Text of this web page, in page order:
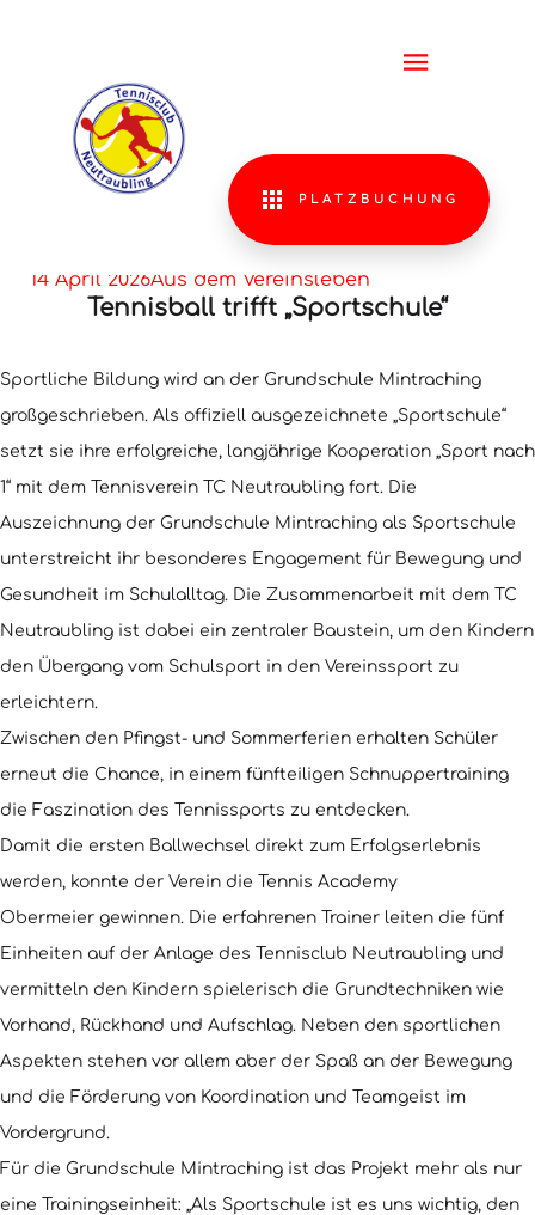
PLATZBUCHUNG
TRIFFT
14 April 2026Aus dem Vereinsleben
Tennisball trifft „Sportschule“
Sportliche Bildung wird an der Grundschule Mintraching
großgeschrieben. Als offiziell ausgezeichnete „Sportschule“
setzt sie ihre erfolgreiche, langjährige Kooperation „Sport nach
1“ mit dem Tennisverein TC Neutraubling fort. Die
Auszeichnung der Grundschule Mintraching als Sportschule
unterstreicht ihr besonderes Engagement für Bewegung und
Gesundheit im Schulalltag. Die Zusammenarbeit mit dem TC
Neutraubling ist dabei ein zentraler Baustein, um den Kindern
den Übergang vom Schulsport in den Vereinssport zu
erleichtern.
Zwischen den Pfingst- und Sommerferien erhalten Schüler
erneut die Chance, in einem fünfteiligen Schnuppertraining
die Faszination des Tennissports zu entdecken.
Damit die ersten Ballwechsel direkt zum Erfolgserlebnis
werden, konnte der Verein die Tennis Academy
Obermeier gewinnen. Die erfahrenen Trainer leiten die fünf
Einheiten auf der Anlage des Tennisclub Neutraubling und
vermitteln den Kindern spielerisch die Grundtechniken wie
Vorhand, Rückhand und Aufschlag. Neben den sportlichen
Aspekten stehen vor allem aber der Spaß an der Bewegung
und die Förderung von Koordination und Teamgeist im
Vordergrund.
Für die Grundschule Mintraching ist das Projekt mehr als nur
eine Trainingseinheit: „Als Sportschule ist es uns wichtig, den